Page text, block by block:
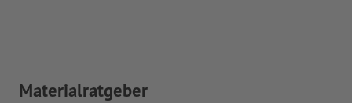
Materialratgeber